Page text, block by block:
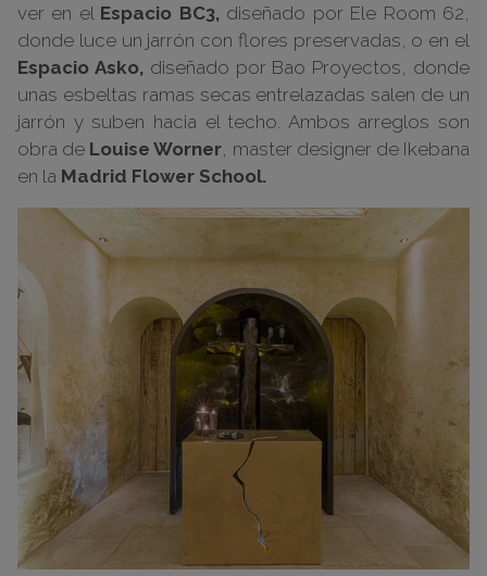
ver en el Espacio BC3,diseñado por Ele Room 62,
donde luce un jarrón con flores preservadas, o en el
Espacio Asko,diseñado por Bao Proyectos, donde
unas esbeltas ramas secas entrelazadas salen de un
jarrón y suben hacia el techo. Ambos arreglos son
obra de Louise Worner , master designer de Ikebana
en la Madrid Flower School.